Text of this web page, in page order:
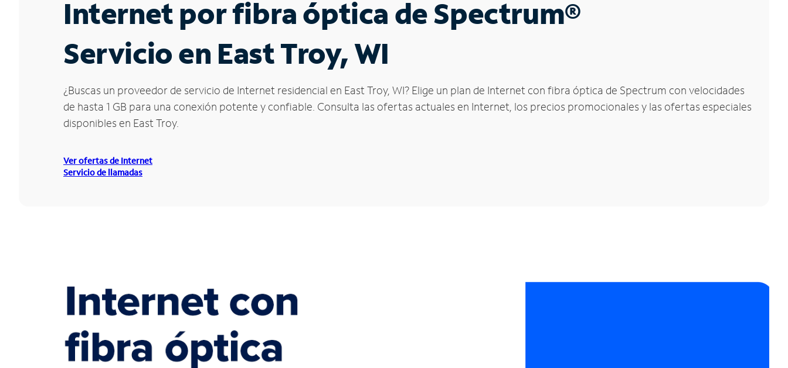
Internet por fibra óptica de Spectrum®
Servicio en East Troy, WI
¿Buscas un proveedor de servicio de Internet residencial en East Troy, WI? Elige un plan de Internet con fibra óptica de Spectrum con velocidades
de hasta 1 GB para una conexión potente y confiable. Consulta las ofertas actuales en Internet, los precios promocionales y las ofertas especiales
disponibles en East Troy.
Ver ofertas de Internet
Servicio de llamadas